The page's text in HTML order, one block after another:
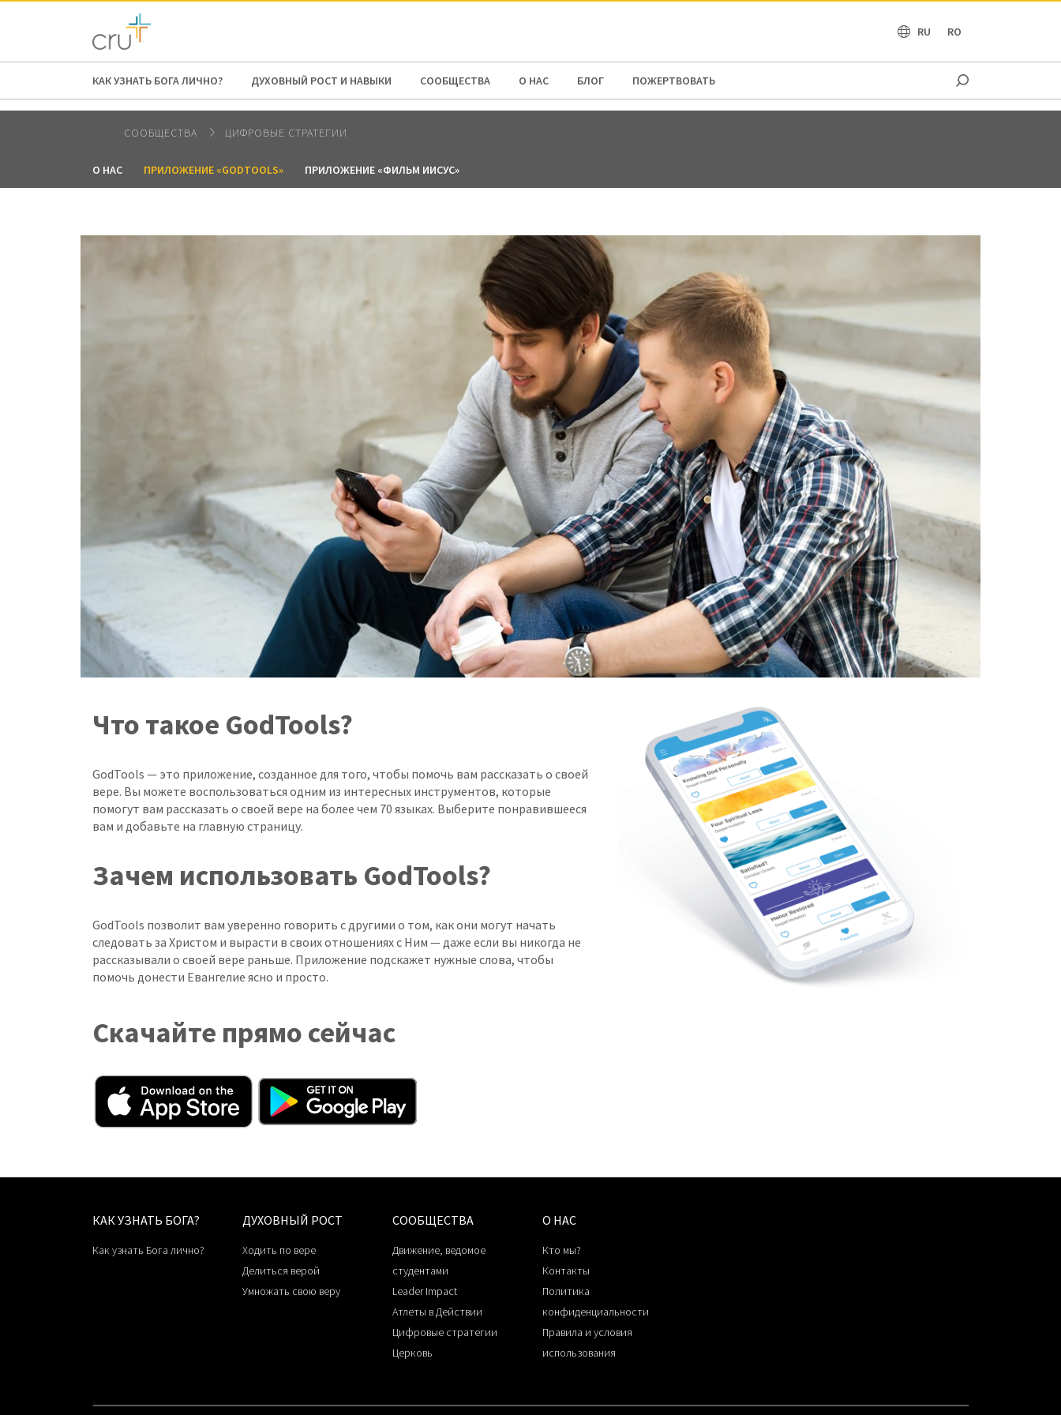
AFRICA RU RO
КАК УЗНАТЬ БОГА ЛИЧНО? ДУХОВНЫЙ РОСТ И НАВЫКИ СООБЩЕСТВА О НАС БЛОГ ПОЖЕРТВОВАТЬ
СООБЩЕСТВА ЦИФРОВЫЕ СТРАТЕГИИ
О НАС ПРИЛОЖЕНИЕ «GODTOOLS» ПРИЛОЖЕНИЕ «ФИЛЬМ ИИСУС»
Что такое GodTools?
GodTools — это приложение, созданное для того, чтобы помочь вам рассказать о своей
вере. Вы можете воспользоваться одним из интересных инструментов, которые
помогут вам рассказать о своей вере на более чем 70 языках. Выберите понравившееся
вам и добавьте на главную страницу.
Зачем использовать GodTools?
GodTools позволит вам уверенно говорить с другими о том, как они могут начать
следовать за Христом и вырасти в своих отношениях с Ним — даже если вы никогда не
рассказывали о своей вере раньше. Приложение подскажет нужные слова, чтобы
помочь донести Евангелие ясно и просто.
Скачайте прямо сейчас
КАК УЗНАТЬ БОГА?
Как узнать Бога лично?
ДУХОВНЫЙ РОСТ
Ходить по вере
Делиться верой
Умножать свою веру
СООБЩЕСТВА
Движение, ведомое
студентами
Leader Impact
Атлеты в Действии
Цифровые стратегии
Церковь
О НАС
Кто мы?
Контакты
Политика
конфиденциальности
Правила и условия
использования